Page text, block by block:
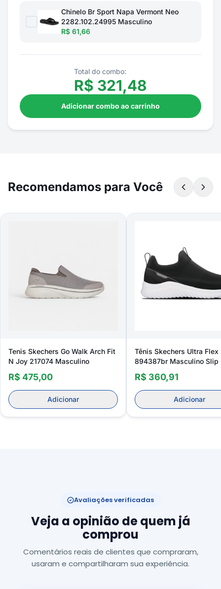
Chinelo Br Sport Napa Vermont Neo
2282.102.24995 Masculino
R$ 61,66
Total do combo:
R$ 321,48
Adicionar combo ao carrinho
Recomendamos para Você
Tenis Skechers Go Walk Arch Fit
N Joy 217074 Masculino
R$ 475,00
Adicionar
Tênis Skechers Ultra Flex
894387br Masculino Slip
R$ 360,91
Adicionar
Avaliações verificadas
Veja a opinião de quem já
comprou
Comentários reais de clientes que compraram,
usaram e compartilharam sua experiência.